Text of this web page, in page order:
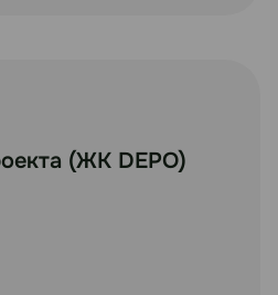
(ЖК DEPO)